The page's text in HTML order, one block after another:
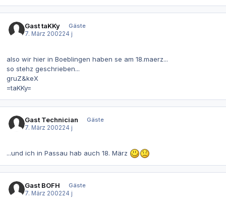
Gast taKKy
Gäste
7. März 200224 j
also wir hier in Boeblingen haben se am 18.maerz...
so stehz geschrieben...
gruZ&keX
=taKKy=
Gast Technician
Gäste
7. März 200224 j
...und ich in Passau hab auch 18. März
Gast BOFH
Gäste
7. März 200224 j